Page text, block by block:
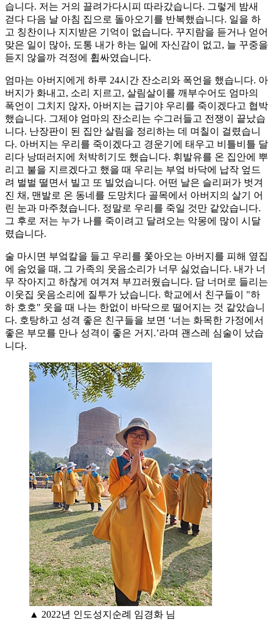
습니다. 저는 거의 끌려가다시피 따라갔습니다. 그렇게 밤새
걷다 다음 날 아침 집으로 돌아오기를 반복했습니다. 일을 하
고 칭찬이나 지지받은 기억이 없습니다. 꾸지람을 듣거나 얻어
맞은 일이 많아, 도통 내가 하는 일에 자신감이 없고, 늘 꾸중을
듣지 않을까 걱정에 휩싸였습니다.
엄마는 아버지에게 하루 24시간 잔소리와 폭언을 했습니다. 아
버지가 화내고, 소리 지르고, 살림살이를 깨부수어도 엄마의
폭언이 그치지 않자, 아버지는 급기야 우리를 죽이겠다고 협박
했습니다. 그제야 엄마의 잔소리는 수그러들고 전쟁이 끝났습
니다. 난장판이 된 집안 살림을 정리하는 데 며칠이 걸렸습니
다. 아버지는 우리를 죽이겠다고 경운기에 태우고 비틀비틀 달
리다 낭떠러지에 처박히기도 했습니다. 휘발유를 온 집안에 뿌
리고 불을 지르겠다고 했을 때 우리는 부엌 바닥에 납작 엎드
려 벌벌 떨면서 빌고 또 빌었습니다. 어떤 날은 슬리퍼가 벗겨
진 채, 맨발로 온 동네를 도망치다 골목에서 아버지의 살기 어
린 눈과 마주쳤습니다. 정말로 우리를 죽일 것만 같았습니다.
그 후로 저는 누가 나를 죽이려고 달려오는 악몽에 많이 시달
렸습니다.
술 마시면 부엌칼을 들고 우리를 쫓아오는 아버지를 피해 옆집
에 숨었을 때, 그 가족의 웃음소리가 너무 싫었습니다. 내가 너
무 작아지고 하찮게 여겨져 부끄러웠습니다. 담 너머로 들리는
이웃집 웃음소리에 질투가 났습니다. 학교에서 친구들이 "하
하 호호" 웃을 때 나는 한없이 바닥으로 떨어지는 것 같았습니
다. 호탕하고 성격 좋은 친구들을 보면 ‘너는 화목한 가정에서
좋은 부모를 만나 성격이 좋은 거지.’라며 괜스레 심술이 났습
니다.
▲ 2022년 인도성지순례 임경화 님